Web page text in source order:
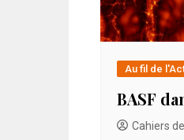
Au fil de
BASF
Cahiers